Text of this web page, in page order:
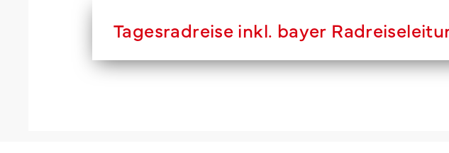
Tagesradreise inkl. bayer